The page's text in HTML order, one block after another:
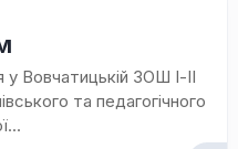
Вовчатицькій ЗОШ І-ІІ
та педагогічного